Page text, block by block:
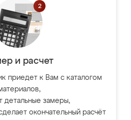
и расчет
приедет к Вам с каталогом
детальные замеры,
окончательный расчёт